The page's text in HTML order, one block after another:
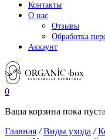
Контакты
О нас
Отзывы
Обработка
Аккаунт
0
Ваша корзина пока
Главная /Виды ухода /